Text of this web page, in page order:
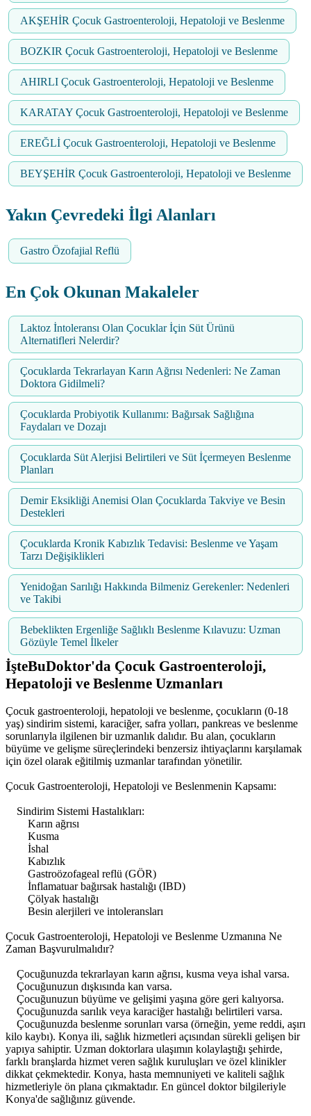
AKŞEHİR Çocuk Gastroenteroloji, Hepatoloji ve Beslenme
BOZKIR Çocuk Gastroenteroloji, Hepatoloji ve Beslenme
AHIRLI Çocuk Gastroenteroloji, Hepatoloji ve Beslenme
KARATAY Çocuk Gastroenteroloji, Hepatoloji ve Beslenme
EREĞLİ Çocuk Gastroenteroloji, Hepatoloji ve Beslenme
BEYŞEHİR Çocuk Gastroenteroloji, Hepatoloji ve Beslenme
Yakın Çevredeki İlgi Alanları
Gastro Özofajial Reflü
En Çok Okunan Makaleler
Laktoz İntoleransı Olan Çocuklar İçin Süt Ürünü
Alternatifleri Nelerdir?
Çocuklarda Tekrarlayan Karın Ağrısı Nedenleri: Ne Zaman
Doktora Gidilmeli?
Çocuklarda Probiyotik Kullanımı: Bağırsak Sağlığına
Faydaları ve Dozajı
Çocuklarda Süt Alerjisi Belirtileri ve Süt İçermeyen Beslenme
Planları
Demir Eksikliği Anemisi Olan Çocuklarda Takviye ve Besin
Destekleri
Çocuklarda Kronik Kabızlık Tedavisi: Beslenme ve Yaşam
Tarzı Değişiklikleri
Yenidoğan Sarılığı Hakkında Bilmeniz Gerekenler: Nedenleri
ve Takibi
Bebeklikten Ergenliğe Sağlıklı Beslenme Kılavuzu: Uzman
Gözüyle Temel İlkeler
İşteBuDoktor'da Çocuk Gastroenteroloji,
Hepatoloji ve Beslenme Uzmanları
Çocuk gastroenteroloji, hepatoloji ve beslenme, çocukların (0-18
yaş) sindirim sistemi, karaciğer, safra yolları, pankreas ve beslenme
sorunlarıyla ilgilenen bir uzmanlık dalıdır. Bu alan, çocukların
büyüme ve gelişme süreçlerindeki benzersiz ihtiyaçlarını karşılamak
için özel olarak eğitilmiş uzmanlar tarafından yönetilir.
Çocuk Gastroenteroloji, Hepatoloji ve Beslenmenin Kapsamı:
Sindirim Sistemi Hastalıkları:
Karın ağrısı
Kusma
İshal
Kabızlık
Gastroözofageal reflü (GÖR)
İnflamatuar bağırsak hastalığı (IBD)
Çölyak hastalığı
Besin alerjileri ve intoleransları
Çocuk Gastroenteroloji, Hepatoloji ve Beslenme Uzmanına Ne
Zaman Başvurulmalıdır?
Çocuğunuzda tekrarlayan karın ağrısı, kusma veya ishal varsa.
Çocuğunuzun dışkısında kan varsa.
Çocuğunuzun büyüme ve gelişimi yaşına göre geri kalıyorsa.
Çocuğunuzda sarılık veya karaciğer hastalığı belirtileri varsa.
Çocuğunuzda beslenme sorunları varsa (örneğin, yeme reddi, aşırı
kilo kaybı). Konya ili, sağlık hizmetleri açısından sürekli gelişen bir
yapıya sahiptir. Uzman doktorlara ulaşımın kolaylaştığı şehirde,
farklı branşlarda hizmet veren sağlık kuruluşları ve özel klinikler
dikkat çekmektedir. Konya, hasta memnuniyeti ve kaliteli sağlık
hizmetleriyle ön plana çıkmaktadır. En güncel doktor bilgileriyle
Konya'de sağlığınız güvende.